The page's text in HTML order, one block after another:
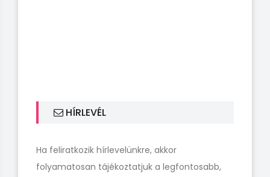
HÍRLEVÉL
Ha feliratkozik hírlevelünkre, akkor
folyamatosan tájékoztatjuk a legfontosabb,